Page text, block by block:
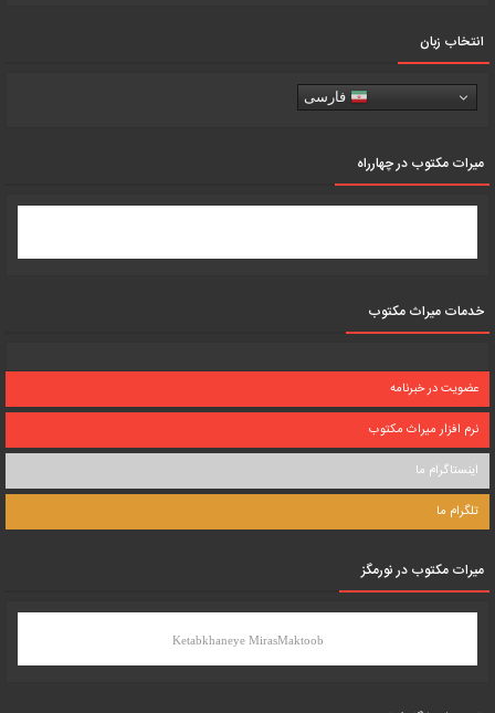
انتخاب زبان
فارسی
میرات مکتوب در چهارراه
خدمات میراث مکتوب
عضویت در خبرنامه
نرم افزار میراث مکتوب
اینستاگرام ما
تلگرام ما
میرات مکتوب در نورمگز
Ketabkhaneye MirasMaktoob